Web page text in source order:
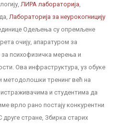
ЛИРА лабораторија,
Лабораторија за неурокогницију
Одељења су опремљене
очију, апаратуром за
психофизичка мерења и
Ова инфраструктура, уз обуке
тренинг већ на
и студентима да
врло рано постају конкурентни
друге стране, Збирка старих